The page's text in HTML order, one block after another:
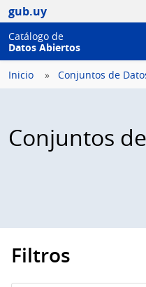
gub.uy
Catálogo de
Datos Abiertos
Inicio Conjuntos de
Conjuntos
Filtros